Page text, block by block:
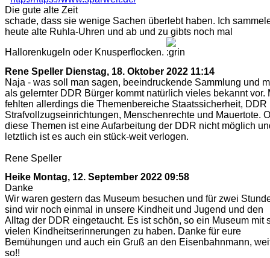
Die gute alte Zeit
schade, dass sie wenige Sachen überlebt haben. Ich
heute alte Ruhla-Uhren und ab und zu gibts noch mal
Hallorenkugeln oder Knusperflocken.
Rene Speller Dienstag, 18. Oktober 2022 11:14
Naja - was soll man sagen, beeindruckende Sammlung und
als gelernter DDR Bürger kommt natürlich vieles bekannt vor.
fehlten allerdings die Themenbereiche Staatssicherheit, DDR
Strafvollzugseinrichtungen, Menschenrechte und Mauertote.
diese Themen ist eine Aufarbeitung der DDR nicht möglich
letztlich ist es auch ein stück-weit verlogen.
Rene Speller
Heike Montag, 12. September 2022 09:58
Danke
Wir waren gestern das Museum besuchen und für zwei
sind wir noch einmal in unsere Kindheit und Jugend und den
Alltag der DDR eingetaucht. Es ist schön, so ein Museum mit
vielen Kindheitserinnerungen zu haben. Danke für eure
Bemühungen und auch ein Gruß an den Eisenbahnmann,
so!!